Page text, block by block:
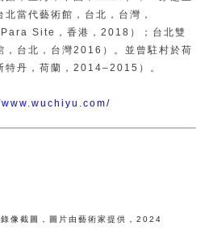
當代藝術館，台北，台灣，
Site，香港，2018）；台北雙
，台北，台灣2016）。並曾駐村於荷
特丹，荷蘭，2014–2015）。
錄像截圖 圖片由藝術家提供 2024